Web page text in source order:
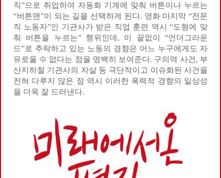
직”으로 취업하여 자동화 기계에 맞춰 버튼이나 누르는
“버튼맨”이 되는 길을 선택하게 된다. 영화 마지막 “전문
직 노동자”인 기관사가 받은 직업 훈련 역시 “도형에 맞
춰 버튼을 누르는” 행위인데, 이 끝없이 “언더그라운
드”로 추락하고 있는 노동의 경향은 어느 누구에게도 자
유로울 수 없다는 점을 명백히 보여준다. 구의역 사건, 부
산지하철 기관사의 자살 등 극단적이고 이슈화된 사건을
전혀 다루지 않은 점 역시 이러한 폭력적 경향의 일상성
을 더욱 잘 드러낸다.